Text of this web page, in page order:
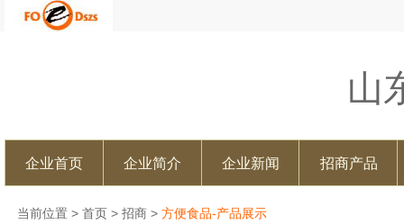
山
企业首页 企业简介 企业新闻 招商产品
当前位置 > 首页 > 招商 > 方便食品-产品展示